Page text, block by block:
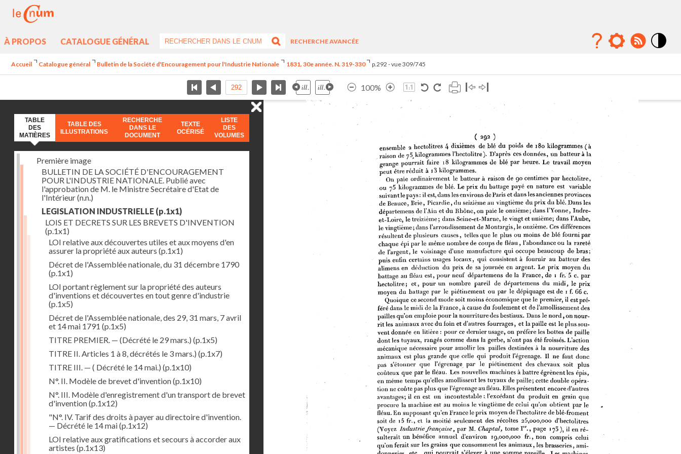
À PROPOS CATALOGUE GÉNÉRAL
RECHERCHE AVANCÉE
Accueil Catalogue général Bulletin de la Société d'Encouragement pour l'Industrie Nationale 1831. 30e année. N. 319-330 p.292 - vue 309/745
100%
TABLE
DES
MATIÈRES
TABLE DES
ILLUSTRATIONS
RECHERCHE
DANS LE
DOCUMENT
TEXTE
OCÉRISÉ
LISTE
DES
VOLUMES
Première image
BULLETIN DE LA SOCIÉTÉ D'ENCOURAGEMENT
POUR L'INDUSTRIE NATIONALE. Publié avec
l'approbation de M. le Ministre Secrétaire d'Etat de
l'Intérieur(n.n.)
LEGISLATION INDUSTRIELLE (p.1x1)
LOIS ET DECRETS SUR LES BREVETS D'INVENTION
(p.1x1)
LOI relative aux découvertes utiles et aux moyens d'en
assurer la propriété aux auteurs (p.1x1)
Décret de l'Assemblée nationale, du 31 décembre 1790
(p.1x1)
LOI portant règlement sur la propriété des auteurs
d'inventions et découvertes en tout genre d'industrie
(p.1x5)
Décret de l'Assemblée nationale, des 29, 31 mars, 7 avril
et 14 mai 1791 (p.1x5)
TITRE PREMIER. — (Décrété le 29 mars.) (p.1x5)
TITRE II. Articles 1 à 8, décrétés le 3 mars.) (p.1x7)
TITRE III. — ( Décrété le 14 mai.) (p.1x10)
N°. II. Modèle de brevet d'invention(p.1x10)
N°. III. Modèle d'enregistrement d'un transport de brevet
d'invention(p.1x12)
"N°. IV. Tarif des droits à payer au directoire d'invention.
— Décrété le 14 mai(p.1x12)
LOI relative aux gratifications et secours à accorder aux
artistes (p.1x13)